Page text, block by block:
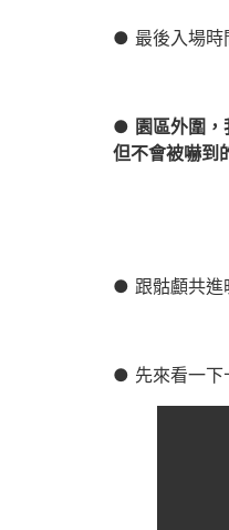
● 最後入場時
● 園區外圍
但不會被嚇到
● 跟骷顱共進
● 先來看一下